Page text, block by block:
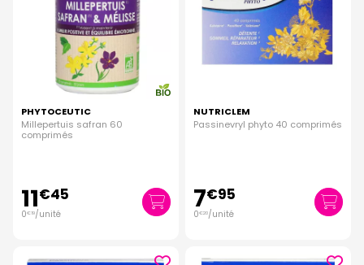
PHYTOCEUTIC
Millepertuis safran 60
comprimés
11€45
0€ 19/unité
NUTRICLEM
Passinevryl phyto 40 comprimés
7€95
0€20/unité